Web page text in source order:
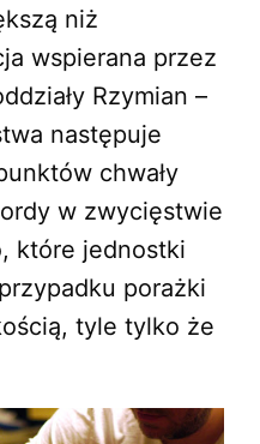
niż
wspierana przez
Rzymian –
następuje
chwały
w zwycięstwie
które jednostki
porażki
tyle tylko że